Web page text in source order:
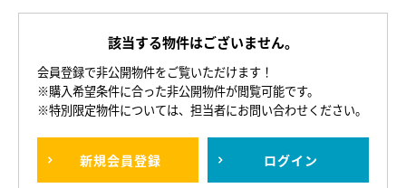
該当する物件はございません。
会員登録で非公開物件をご覧いただけます！
※購入希望条件に合った非公開物件が閲覧可能です。
※特別限定物件については、担当者にお問い合わせください。
新規会員登録 ログイン